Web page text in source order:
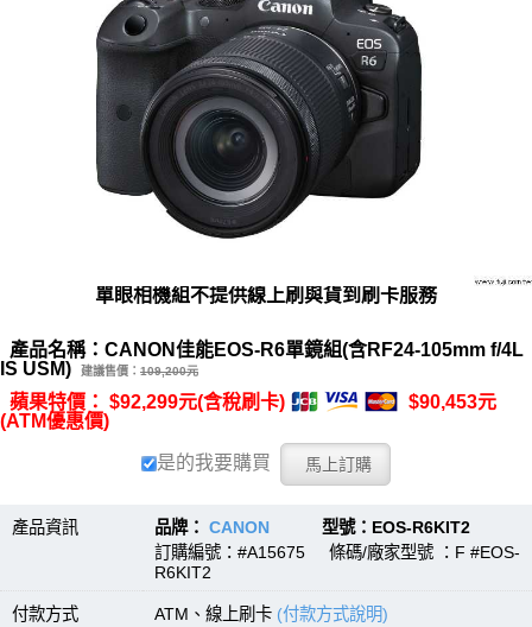
單眼相機組不提供線上刷與貨到刷卡服務
產品名稱：CANON佳能EOS-R6單鏡組(含RF24-105mm f/4L
IS USM)
建議售價： 109,200元
蘋果特價： $92,299元(含稅刷卡)
$90,453元
(ATM優惠價)
是的我要購買
產品資訊 品牌： CANON 型號：EOS-R6KIT2
訂購編號：#A15675 條碼/廠家型號 ：F #EOS-
R6KIT2
付款方式 ATM、線上刷卡 (付款方式說明)